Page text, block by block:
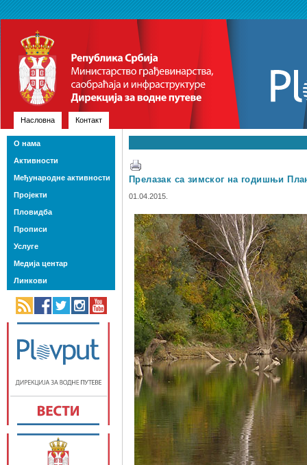
Насловна Контакт
Прелазак са зимског на годишњи
01.04.2015.
О нама
Активности
Међународне активности
Пројекти
Пловидба
Прописи
Услуге
Медија центар
Линкови